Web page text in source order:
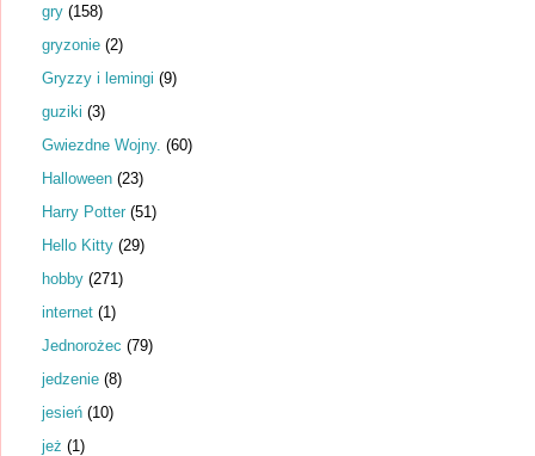
gry (158)
gryzonie (2)
Gryzzy i lemingi (9)
guziki (3)
Gwiezdne Wojny. (60)
Halloween (23)
Harry Potter (51)
Hello Kitty (29)
hobby (271)
internet (1)
Jednorożec (79)
jedzenie (8)
jesień (10)
jeż (1)